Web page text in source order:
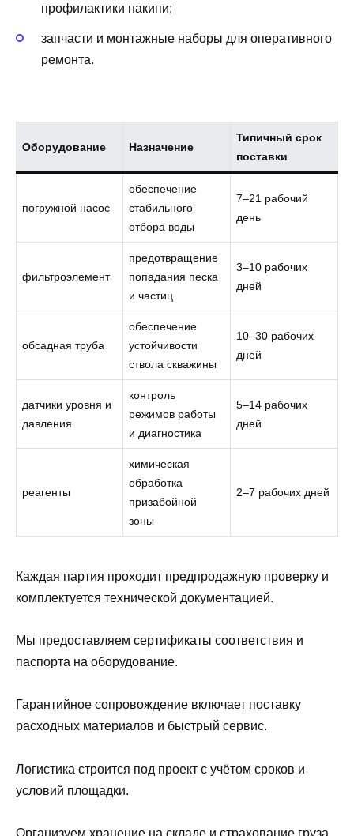
профилактики накипи;
запчасти и монтажные наборы для оперативного
ремонта.
Оборудование Назначение
Типичный срок
поставки
погружной насос
обеспечение
стабильного
отбора воды
7–21 рабочий
день
фильтроэлемент
предотвращение
попадания песка
и частиц
3–10 рабочих
дней
обсадная труба
обеспечение
устойчивости
ствола скважины
10–30 рабочих
дней
датчики уровня и
давления
контроль
режимов работы
и диагностика
5–14 рабочих
дней
реагенты
химическая
обработка
призабойной
зоны
2–7 рабочих дней
Каждая партия проходит предпродажную проверку и
комплектуется технической документацией.
Мы предоставляем сертификаты соответствия и
паспорта на оборудование.
Гарантийное сопровождение включает поставку
расходных материалов и быстрый сервис.
Логистика строится под проект с учётом сроков и
условий площадки.
Организуем хранение на складe и страхование груза